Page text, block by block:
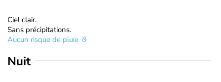
Ciel clair.
Sans précipitations.
Aucun risque de pluie
Nuit